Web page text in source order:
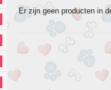
Er zijn geen producten in